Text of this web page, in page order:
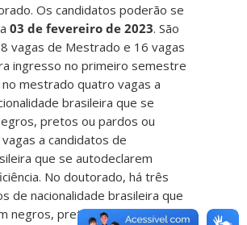
Os candidatos poderão se
03 de fevereiro de 2023. São
vagas de Mestrado e 16 vagas
ingresso no primeiro semestre
no mestradoquatro vagas a
brasileira que se
pretos ou pardos ou
a candidatos de
que se autodeclarem
No doutorado, há três
de nacionalidade brasileira que
negros, pretos, pardos ou